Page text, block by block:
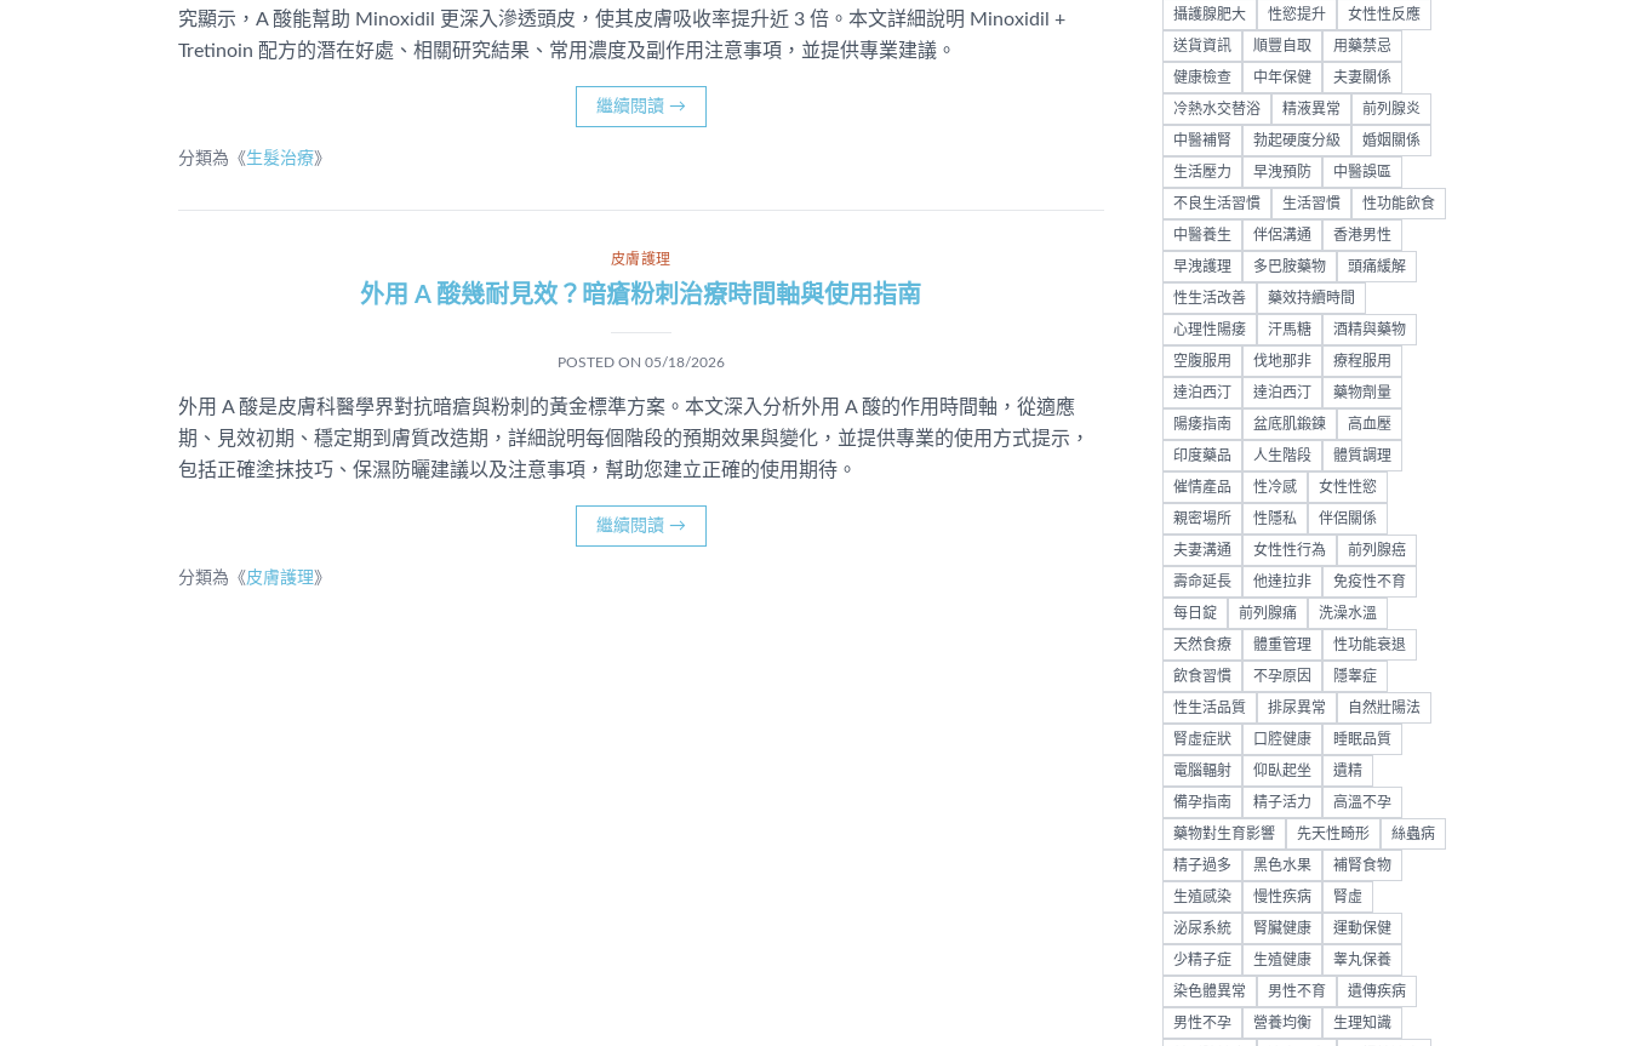
究顯示，A 酸能幫助 Minoxidil 更深入滲透頭皮，使其皮膚吸收率提升近 3 倍。本文詳細說明 Minoxidil +
Tretinoin 配方的潛在好處、相關研究結果、常用濃度及副作用注意事項，並提供專業建議。
繼續閱讀 →
分類為《生髮治療》
皮膚護理
外用 A 酸幾耐見效？暗瘡粉刺治療時間軸與使用指南
POSTED ON 05/18/2026
外用 A 酸是皮膚科醫學界對抗暗瘡與粉刺的黃金標準方案。本文深入分析外用 A 酸的作用時間軸，從適應
期、見效初期、穩定期到膚質改造期，詳細說明每個階段的預期效果與變化，並提供專業的使用方式提示，
包括正確塗抹技巧、保濕防曬建議以及注意事項，幫助您建立正確的使用期待。
繼續閱讀 →
分類為《皮膚護理》
攝護腺肥大 性慾提升 女性性反應
送貨資訊 順豐自取 用藥禁忌
健康檢查 中年保健 夫妻關係
冷熱水交替浴 精液異常 前列腺炎
中醫補腎 勃起硬度分級 婚姻關係
生活壓力 早洩預防 中醫誤區
不良生活習慣 生活習慣 性功能飲食
中醫養生 伴侶溝通 香港男性
早洩護理 多巴胺藥物 頭痛緩解
性生活改善 藥效持續時間
心理性陽痿 汗馬糖 酒精與藥物
空腹服用 伐地那非 療程服用
達泊西汀 達泊西汀 藥物劑量
陽痿指南 盆底肌鍛鍊 高血壓
印度藥品 人生階段 體質調理
催情產品 性冷感 女性性慾
親密場所 性隱私 伴侶關係
夫妻溝通 女性性行為 前列腺癌
壽命延長 他達拉非 免疫性不育
每日錠 前列腺痛 洗澡水溫
天然食療 體重管理 性功能衰退
飲食習慣 不孕原因 隱睾症
性生活品質 排尿異常 自然壯陽法
腎虛症狀 口腔健康 睡眠品質
電腦輻射 仰臥起坐 遺精
備孕指南 精子活力 高溫不孕
藥物對生育影響 先天性畸形 絲蟲病
精子過多 黑色水果 補腎食物
生殖感染 慢性疾病 腎虛
泌尿系統 腎臟健康 運動保健
少精子症 生殖健康 睾丸保養
染色體異常 男性不育 遺傳疾病
男性不孕 營養均衡 生理知識